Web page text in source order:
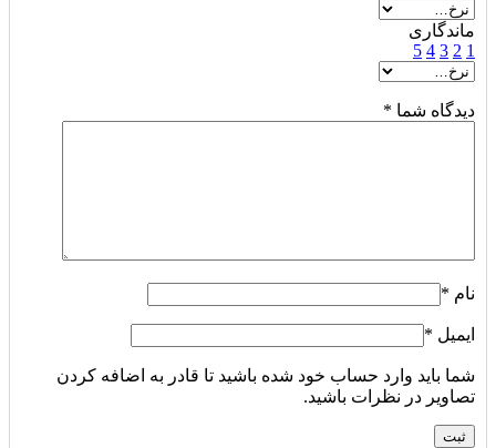
ماندگاری
1
2
3
4
5
دیدگاه شما *
نام *
ایمیل *
شما باید وارد حساب خود شده باشید تا قادر به اضافه کردن
تصاویر در نظرات باشید.